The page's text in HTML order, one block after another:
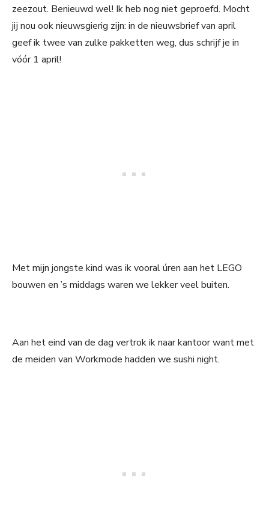
zeezout. Benieuwd wel! Ik heb nog niet geproefd. Mocht
jij nou ook nieuwsgierig zijn: in de nieuwsbrief van april
geef ik twee van zulke pakketten weg, dus schrijf je in
vóór 1 april!
Met mijn jongste kind was ik vooral úren aan het LEGO
bouwen en ’s middags waren we lekker veel buiten.
Aan het eind van de dag vertrok ik naar kantoor want met
de meiden van Workmode hadden we sushi night.